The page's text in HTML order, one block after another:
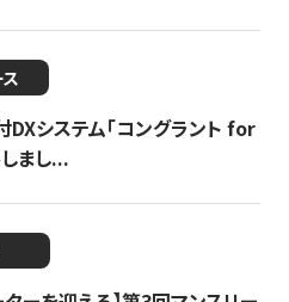
DXシステム「コングラント for
まし...